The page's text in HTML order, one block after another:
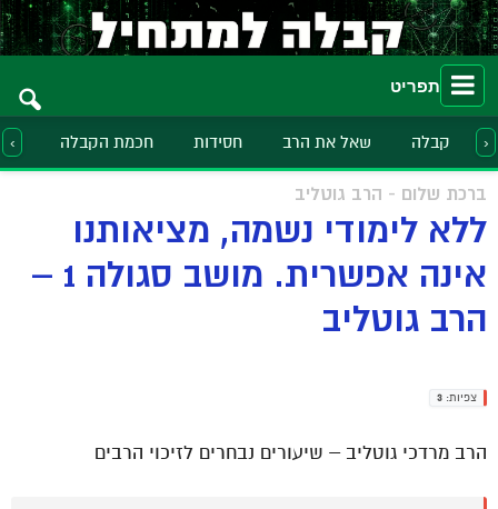
תפריט
קבלה שאל את הרב חסידות חכמת הקבלה ›
‹
ברכת שלום - הרב גוטליב
ללא לימודי נשמה, מציאותנו
אינה אפשרית. מושב סגולה 1 –
הרב גוטליב
צפיות: 3
הרב מרדכי גוטליב – שיעורים נבחרים לזיכוי הרבים